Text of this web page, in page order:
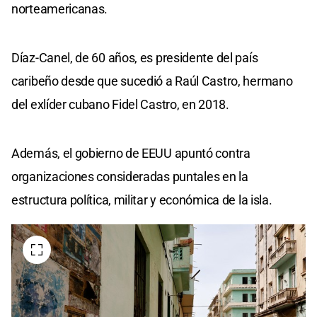
norteamericanas.
Díaz-Canel, de 60 años, es presidente del país
caribeño desde que sucedió a Raúl Castro, hermano
del exlíder cubano Fidel Castro, en 2018.
Además, el gobierno de EEUU apuntó contra
organizaciones consideradas puntales en la
estructura política, militar y económica de la isla.